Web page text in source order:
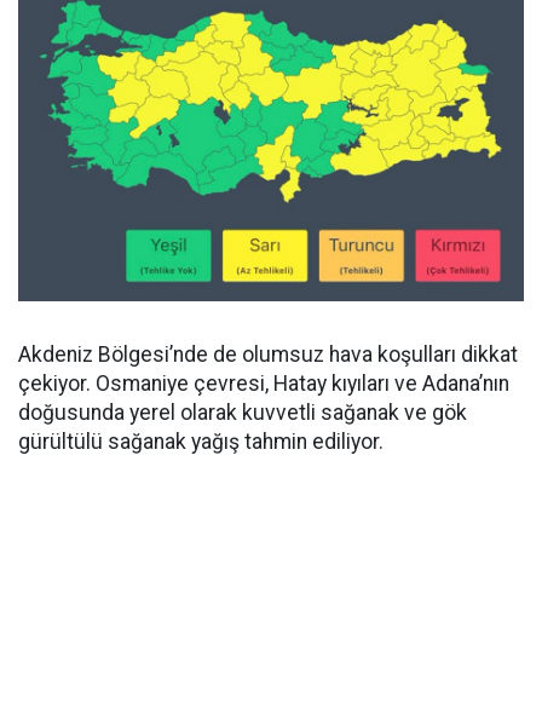
Akdeniz Bölgesi’nde de olumsuz hava koşulları dikkat
çekiyor. Osmaniye çevresi, Hatay kıyıları ve Adana’nın
doğusunda yerel olarak kuvvetli sağanak ve gök
gürültülü sağanak yağış tahmin ediliyor.